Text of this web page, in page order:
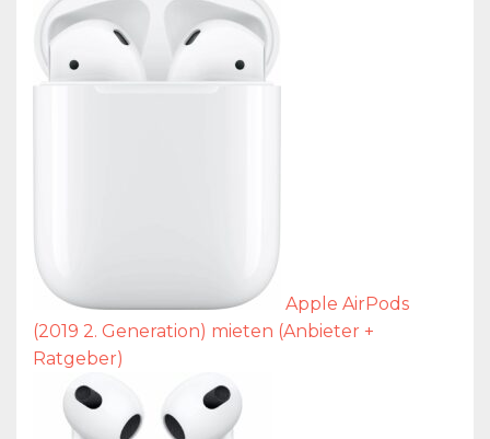
Apple AirPods
(2019 2. Generation) mieten (Anbieter +
Ratgeber)